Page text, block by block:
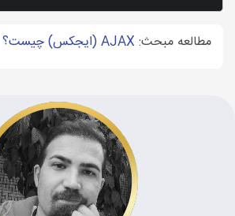
مطالعه مبحث: AJAX (ایجکس) چیست؟